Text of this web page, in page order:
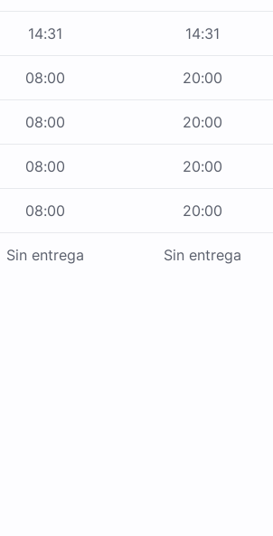
14:31 14:31
08:00 20:00
08:00 20:00
08:00 20:00
08:00 20:00
Sin entrega Sin entrega